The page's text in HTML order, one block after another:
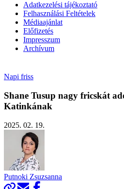
Adatkezelési tájékoztató
Felhasználási Feltételek
Médiaajánlat
Előfizetés
Impresszum
Archívum
Napi friss
Shane Tusup nagy fricskát
Katinkának
2025. 02. 19.
Putnoki Zsuzsanna